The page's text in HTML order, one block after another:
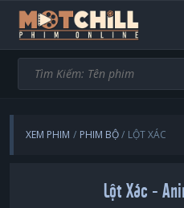
XEM PHIM PHIM BỘ LỘT XÁC
Lột Xác -